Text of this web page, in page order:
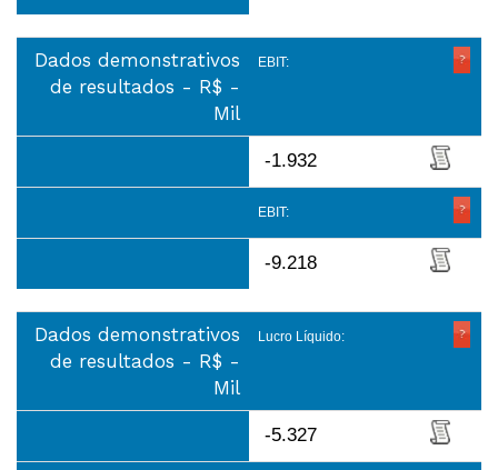
Dados demonstrativos
de resultados - R$ -
Mil
EBIT:
-1.932
EBIT:
-9.218
Dados demonstrativos
de resultados - R$ -
Mil
Lucro Líquido:
-5.327